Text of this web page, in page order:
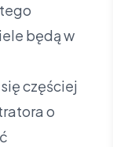
będą w
częściej
o